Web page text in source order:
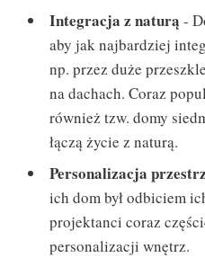
Integracja z naturą -
aby jak najbardziej
np. przez duże
na dachach. Coraz
również tzw. domy
łączą życie z naturą.
Personalizacja
ich dom był odbiciem
projektanci coraz
personalizacji wnętrz.